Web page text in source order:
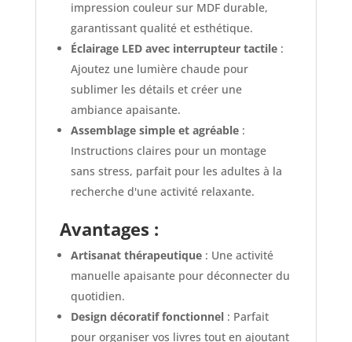
impression couleur sur MDF durable,
garantissant qualité et esthétique.
Éclairage LED avec interrupteur tactile:
Ajoutez une lumière chaude pour
sublimer les détails et créer une
ambiance apaisante.
Assemblage simple et agréable:
Instructions claires pour un montage
sans stress, parfait pour les adultes à la
recherche d'une activité relaxante.
Avantages :
Artisanat thérapeutique: Une activité
manuelle apaisante pour déconnecter du
quotidien.
Design décoratif fonctionnel: Parfait
pour organiser vos livres tout en ajoutant